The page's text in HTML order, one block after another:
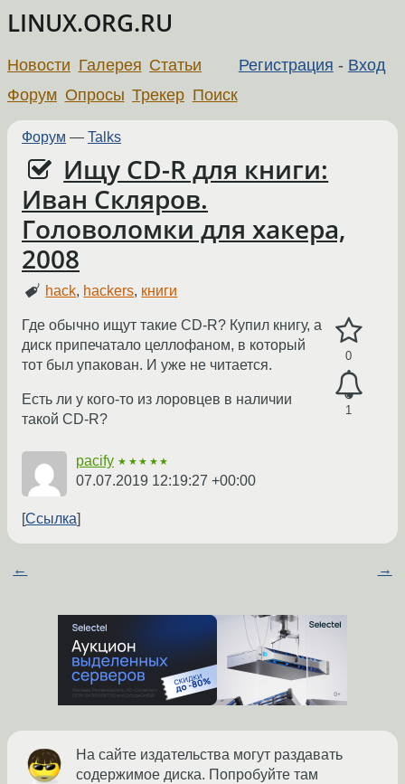
LINUX.ORG.RU
Регистрация - Вход
Новости Галерея Статьи
Форум Опросы Трекер Поиск
Форум — Talks
Ищу CD-R для книги:
Иван Скляров.
Головоломки для хакера,
2008
hack, hackers, книги
0
1
Где обычно ищут такие CD-R? Купил книгу, а
диск припечатало целлофаном, в который
тот был упакован. И уже не читается.
Есть ли у кого-то из лоровцев в наличии
такой CD-R?
pacify ★★★★★
07.07.2019 12:19:27 +00:00
Ссылка
← →
На сайте издательства могут раздавать
содержимое диска. Попробуйте там